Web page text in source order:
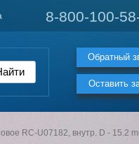
8-800-100-58-
Обратный
Оставить
8-800-100-
RC-U07182, внутр. D - 15.2